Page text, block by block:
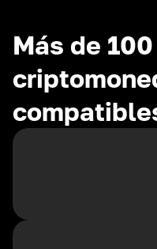
Más de 100